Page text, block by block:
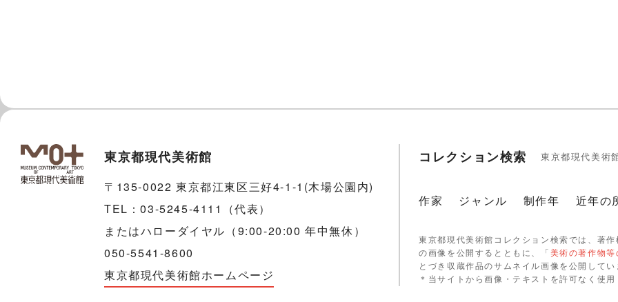
東京都現代美術館
〒135-0022 東京都江東区三好4-1-1(木場公園内)
TEL：03-5245-4111（代表）
またはハローダイヤル（9:00-20:00 年中無休）
050-5541-8600
東京都現代美術館ホームページ
コレクション検索 東京都現代美術
作家 ジャンル 制作年 近年の
東京都現代美術館コレクション検索では、著
の画像を公開するとともに、「美術の著作物
とづき収蔵作品のサムネイル画像を公開して
＊当サイトから画像・テキストを許可なく使